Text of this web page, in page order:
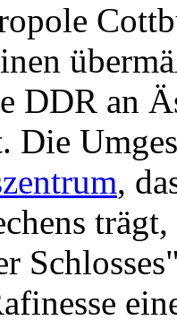
DDR an
Die
,